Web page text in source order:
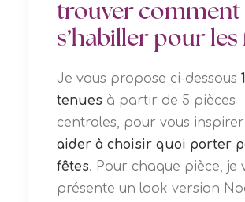
trouver comment
s’habiller pour les
Je vous propose ci-dessous
tenues à partir de 5 pièces
centrales, pour vous
aider à choisir quoi porter
fêtes. Pour chaque pièce, je
présente un look version